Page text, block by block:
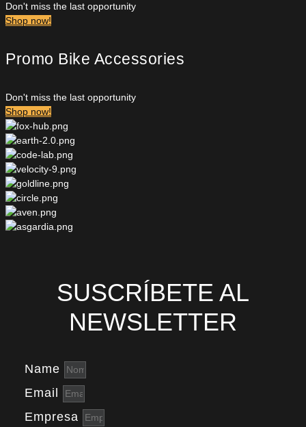
Don't miss the last opportunity
Shop now!
Promo Bike Accessories
Don't miss the last opportunity
Shop now!
SUSCRÍBETE AL
NEWSLETTER
Name
Email
Empresa